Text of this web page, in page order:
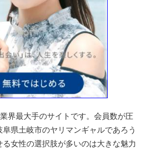
界最大手のサイトです。会員数が圧
県土岐市のヤリマンギャルであろう
女性の選択肢が多いのは大きな魅力